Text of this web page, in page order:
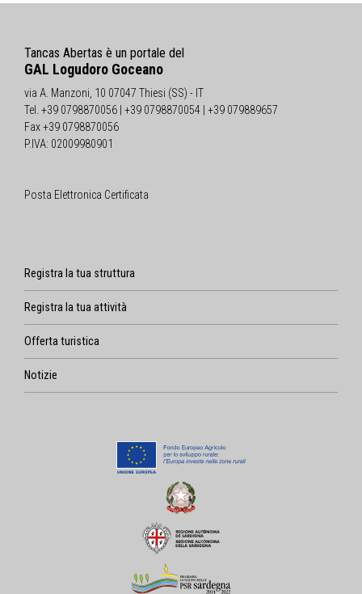
Tancas Abertas è un portale del
GAL Logudoro Goceano
via A. Manzoni, 10 07047 Thiesi (SS) - IT
Tel. +39 0798870056 | +39 0798870054 | +39 079889657
Fax +39 0798870056
P.IVA: 02009980901
Posta Elettronica Certificata
Registra la tua struttura
Registra la tua attività
Offerta turistica
Notizie